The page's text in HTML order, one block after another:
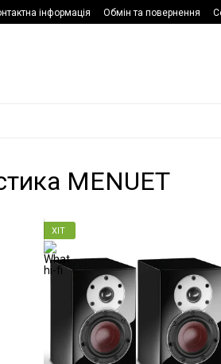
інформація Обмін та повернення
MENUET
ХІТ